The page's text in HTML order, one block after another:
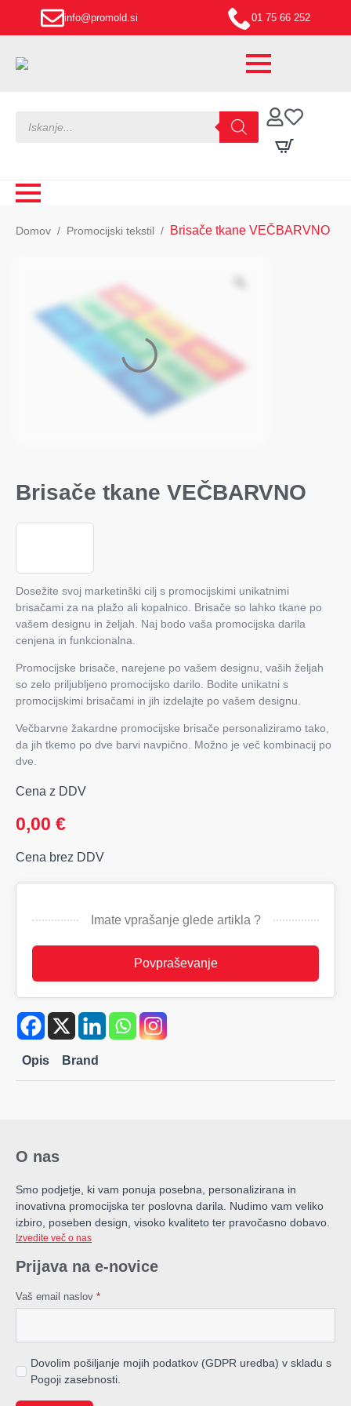
info@promold.si 01 75 66 252
search
Domov Promocijski tekstil Brisače tkane VEČBARVNO
Brisače tkane VEČBARVNO
Dosežite svoj marketinški cilj s promocijskimi unikatnimi
brisačami za na plažo ali kopalnico. Brisače so lahko tkane po
vašem designu in željah. Naj bodo vaša promocijska darila
cenjena in funkcionalna.
Promocijske brisače, narejene po vašem designu, vaših željah
so zelo priljubljeno promocijsko darilo. Bodite unikatni s
promocijskimi brisačami in jih izdelajte po vašem designu.
Večbarvne žakardne promocijske brisače personaliziramo tako,
da jih tkemo po dve barvi navpično. Možno je več kombinacij po
dve.
Cena z DDV
0,00 €
Cena brez DDV
Imate vprašanje glede artikla ?
Povpraševanje
Opis Brand
O nas
Smo podjetje, ki vam ponuja posebna, personalizirana in
inovativna promocijska ter poslovna darila. Nudimo vam veliko
izbiro, poseben design, visoko kvaliteto ter pravočasno dobavo.
Izvedite več o nas
Prijava na e-novice
Vaš email naslov *
Dovolim pošiljanje mojih podatkov (GDPR uredba) v skladu s
Pogoji zasebnosti.